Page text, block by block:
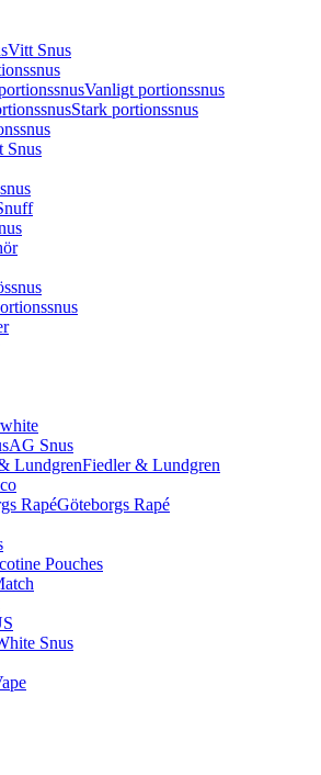
Vitt Snus
Vanligt portionssnus
Stark portionssnus
Snus
AG Snus
Fiedler & Lundgren
Göteborgs Rapé
Pouches
Snus